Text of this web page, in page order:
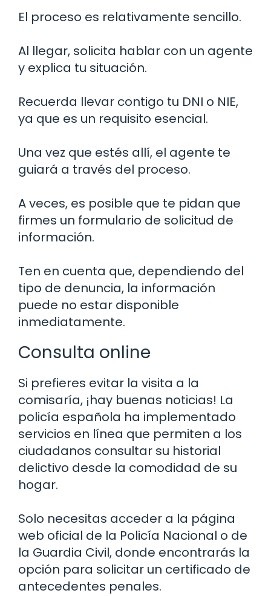
El proceso es relativamente sencillo.
Al llegar, solicita hablar con un agente
y explica tu situación.
Recuerda llevar contigo tu DNI o NIE,
ya que es un requisito esencial.
Una vez que estés allí, el agente te
guiará a través del proceso.
A veces, es posible que te pidan que
firmes un formulario de solicitud de
información.
Ten en cuenta que, dependiendo del
tipo de denuncia, la información
puede no estar disponible
inmediatamente.
Consulta online
Si prefieres evitar la visita a la
comisaría, ¡hay buenas noticias! La
policía española ha implementado
servicios en línea que permiten a los
ciudadanos consultar su historial
delictivo desde la comodidad de su
hogar.
Solo necesitas acceder a la página
web oficial de la Policía Nacional o de
la Guardia Civil, donde encontrarás la
opción para solicitar un certificado de
antecedentes penales.